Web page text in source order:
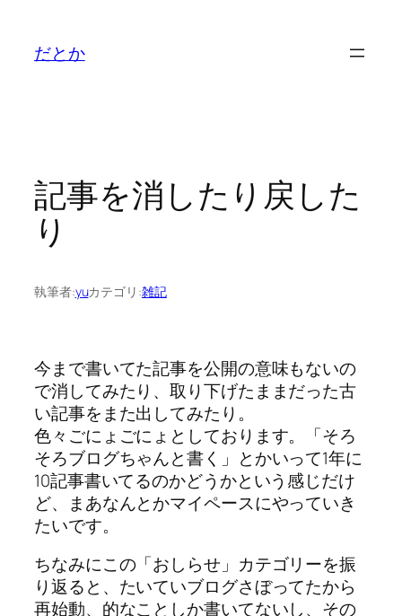
だとか
記事を消したり戻した
り
執筆者:yuカテゴリ:雑記
今まで書いてた記事を公開の意味もないの
で消してみたり、取り下げたままだった古
い記事をまた出してみたり。
色々ごにょごにょとしております。「そろ
そろブログちゃんと書く」とかいって1年に
10記事書いてるのかどうかという感じだけ
ど、まあなんとかマイペースにやっていき
たいです。
ちなみにこの「おしらせ」カテゴリーを振
り返ると、たいていブログさぼってたから
再始動、的なことしか書いてないし、その